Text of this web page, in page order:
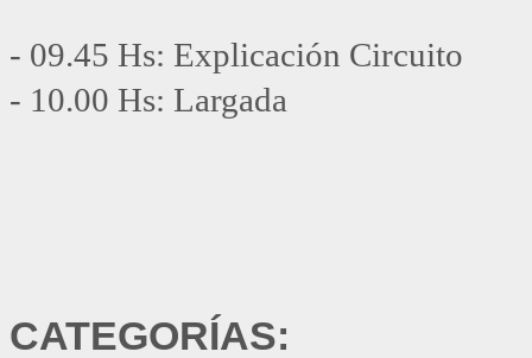
- 09.45 Hs: Explicación Circuito
- 10.00 Hs: Largada
CATEGORÍAS: